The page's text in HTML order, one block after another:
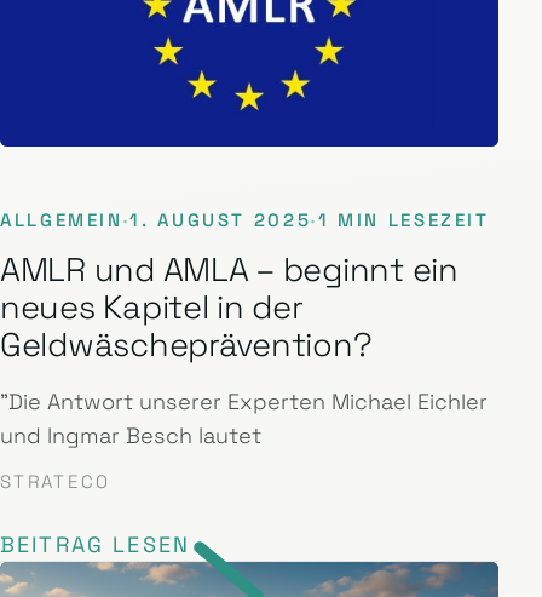
ALLGEMEIN ·1. AUGUST 2025·1 MIN LESEZEIT
AMLR und AMLA – beginnt ein
neues Kapitel in der
Geldwäscheprävention?
"Die Antwort unserer Experten Michael Eichler
und Ingmar Besch lautet
STRATECO
BEITRAG LESEN